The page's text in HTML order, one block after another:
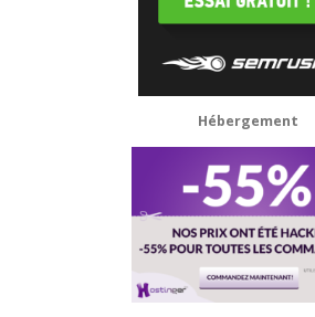
Hébergement